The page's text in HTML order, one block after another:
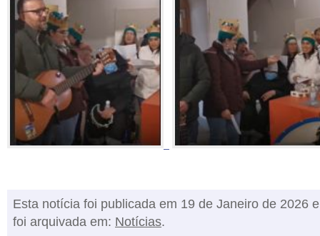
Esta notícia foi publicada em 19 de Janeiro de 2026 e
foi arquivada em: Notícias.